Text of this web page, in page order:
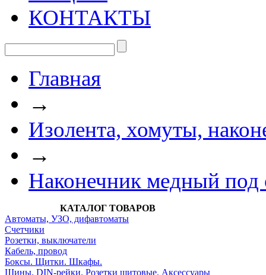
КОНТАКТЫ
Главная
→
Изолента, хомуты,
→
Наконечник медный под
КАТАЛОГ ТОВАРОВ
Автоматы, УЗО, дифавтоматы
Счетчики
Розетки, выключатели
Кабель, провод
Боксы. Щитки. Шкафы.
Шины. DIN-рейки. Розетки щитовые. Аксессуары